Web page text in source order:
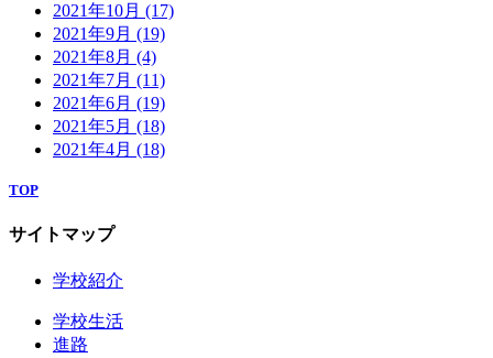
2021年10月 (17)
2021年9月 (19)
2021年8月 (4)
2021年7月 (11)
2021年6月 (19)
2021年5月 (18)
2021年4月 (18)
TOP
サイトマップ
学校紹介
学校生活
進路